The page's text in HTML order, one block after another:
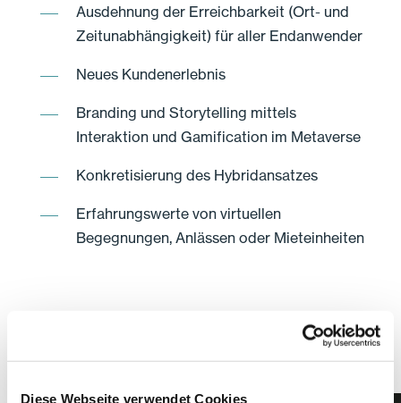
Diese Webseite verwendet Cookies
Ausdehnung der Erreichbarkeit (Ort- und
Zeitunabhängigkeit) für aller Endanwender
Neues Kundenerlebnis
Branding und Storytelling mittels
Interaktion und Gamification im Metaverse
Konkretisierung des Hybridansatzes
Erfahrungswerte von virtuellen
Begegnungen, Anlässen oder Mieteinheiten